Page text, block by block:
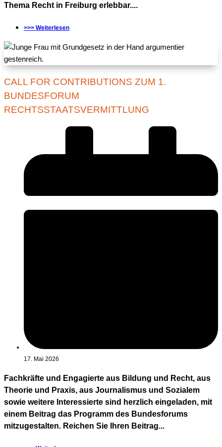
Thema Recht in Freiburg erlebbar....
>>> Weiterlesen
CALL FOR CONTRIBUTIONS ZUM 1.
BUNDESFORUM
RECHTSSTAATSVERMITTLUNG
17. Mai 2026
Fachkräfte und Engagierte aus Bildung und Recht, aus
Theorie und Praxis, aus Journalismus und Sozialem
sowie weitere Interessierte sind herzlich eingeladen, mit
einem Beitrag das Programm des Bundesforums
mitzugestalten. Reichen Sie Ihren Beitrag...